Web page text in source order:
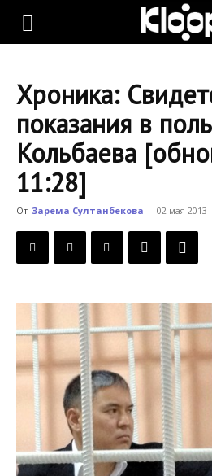
KLOOP.KG
Новости
Кыргызстана
Хроника:
показания в
Кольбаева
11:28]
От Зарема Султанбекова - 02 мая 2013